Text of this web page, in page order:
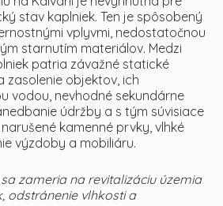
stav kaplniek. Ten je spôsobený
vplyvmi, nedostatočnou
starnutím materiálov. Medzi
patria závažné statické
zasolenie objektov, ich
vodou, nevhodné sekundárne
údržby a s tým súvisiace
kamenné prvky, vlhké
výzdoby a mobiliáru.
zameria na revitalizáciu územia
odstránenie vlhkosti a